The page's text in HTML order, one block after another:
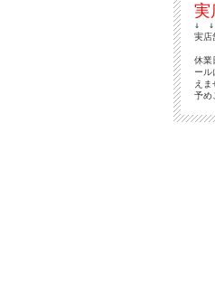
実
↓
実店
休業
ール
えま
予め